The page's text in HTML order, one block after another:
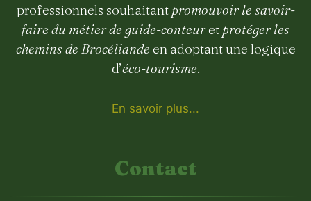
professionnels souhaitant promouvoir le savoir-
faire du métier de guide-conteuret protéger les
chemins de Brocéliande en adoptant une logique
d’éco-tourisme.
En savoir plus...
Contact